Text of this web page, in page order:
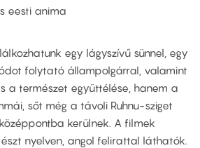
eesti anima
egy lágyszívű sünnel, egy
folytató állampolgárral, valamint
a természet együttélése, hanem a
sőt még a távoli Ruhnu-sziget
kerülnek. A filmek
nyelven, angol felirattal láthatók.